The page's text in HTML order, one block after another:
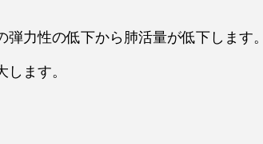
弾力性の低下から肺活量が低下します
します。